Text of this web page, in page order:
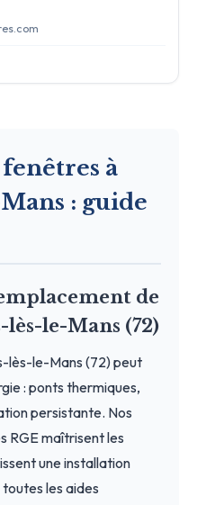
à
: guide
de
lès-le-Mans (72)
lès-le-Mans (72) peut
: ponts thermiques,
persistante. Nos
RGE maîtrisent les
une installation
les aides